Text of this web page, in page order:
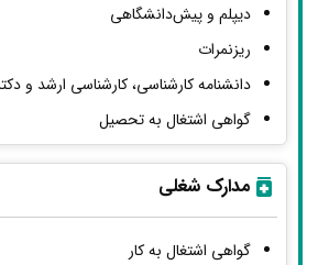
دیپلم و پیش‌دانشگاهی
ریزنمرات
دانشنامه کارشناسی، کارشناسی ارشد و
گواهی اشتغال به تحصیل
مدارک شغلی
گواهی اشتغال به کار